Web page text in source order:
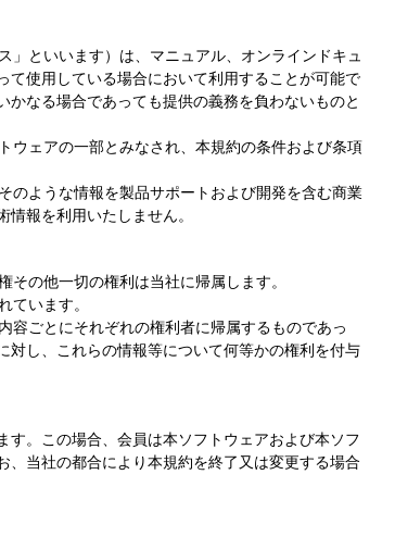
といいます）は、マニュアル、オンラインドキュ
使用している場合において利用することが可能で
なる場合であっても提供の義務を負わないものと
ウェアの一部とみなされ、本規約の条件および条項
のような情報を製品サポートおよび開発を含む商業
報を利用いたしません。
の他一切の権利は当社に帰属します。
います。
ごとにそれぞれの権利者に帰属するものであっ
し、これらの情報等について何等かの権利を付与
。この場合、会員は本ソフトウェアおよび本ソフ
、当社の都合により本規約を終了又は変更する場合